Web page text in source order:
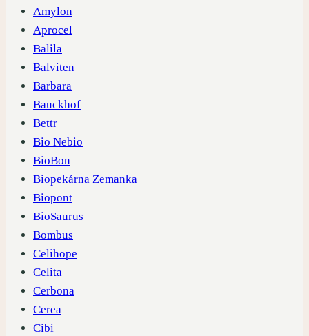
Amylon
Aprocel
Balila
Balviten
Barbara
Bauckhof
Bettr
Bio Nebio
BioBon
Biopekárna Zemanka
Biopont
BioSaurus
Bombus
Celihope
Celita
Cerbona
Cerea
Cibi